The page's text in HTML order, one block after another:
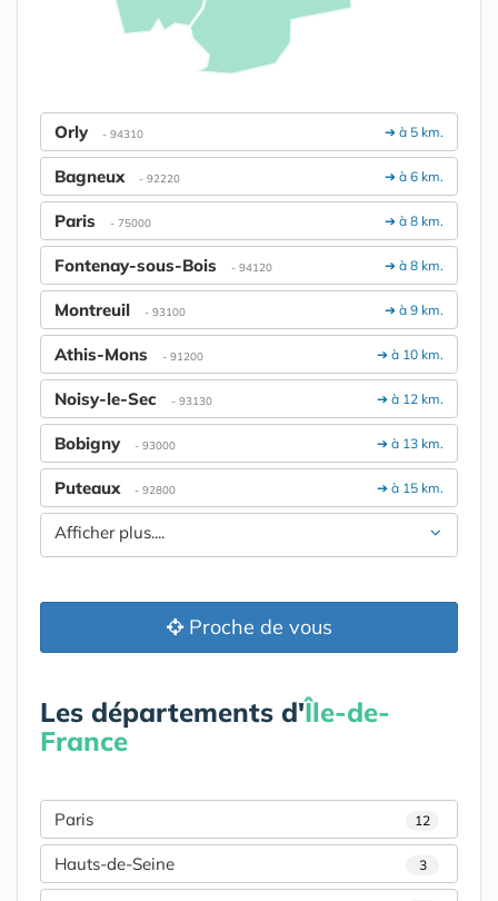
➔ à 5 km.
Orly - 94310
➔ à 6 km.
Bagneux - 92220
➔ à 8 km.
Paris - 75000
➔ à 8 km.
Fontenay-sous-Bois - 94120
➔ à 9 km.
Montreuil - 93100
➔ à 10 km.
Athis-Mons - 91200
➔ à 12 km.
Noisy-le-Sec - 93130
➔ à 13 km.
Bobigny - 93000
➔ à 15 km.
Puteaux - 92800
Afficher plus....
Proche de vous
Les départements d'Île-de-
France
Paris 12
Hauts-de-Seine 3